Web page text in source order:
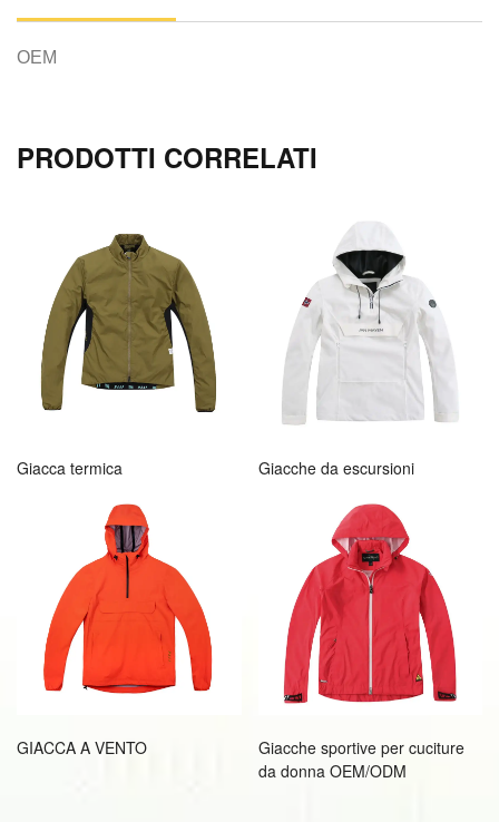
PRODOTTI CORRELATI
Giacca termica Giacche da escursioni
GIACCA A VENTO
Giacche sportive per cuciture
da donna OEM/ODM